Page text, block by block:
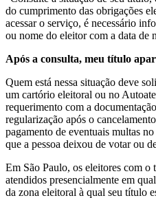
do cumprimento das obrigações
acessar o serviço, é necessário
ou nome do eleitor com a data de
Após a consulta, meu título
Quem está nessa situação deve
um cartório eleitoral ou no
requerimento com a
regularização após o
pagamento de eventuais multas
que a pessoa deixou de votar ou
Em São Paulo, os eleitores com o
atendidos presencialmente em
da zona eleitoral à qual seu título